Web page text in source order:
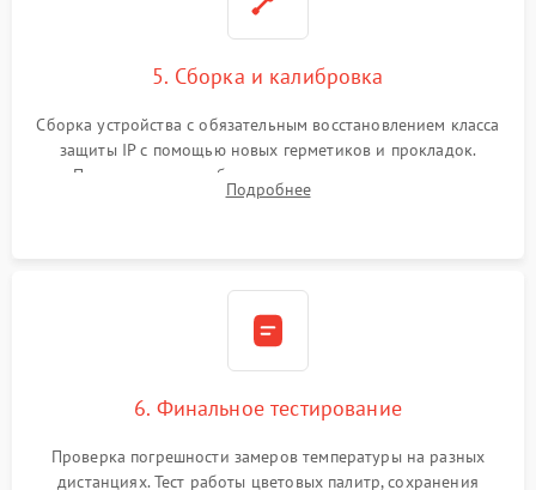
5. Сборка и калибровка
Сборка устройства с обязательным восстановлением класса
защиты IP с помощью новых герметиков и прокладок.
Программная калибровка матрицы по эталонному
абсолютно черному телу для точного измерения температур.
Подробнее
6. Финальное тестирование
Проверка погрешности замеров температуры на разных
дистанциях. Тест работы цветовых палитр, сохранения